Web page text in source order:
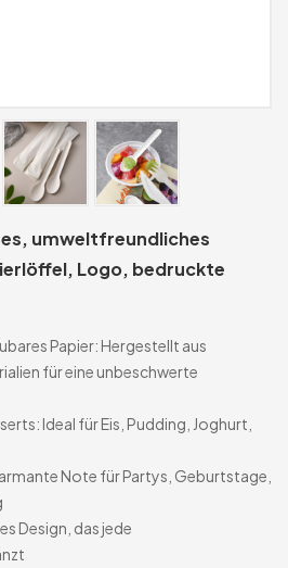
umweltfreundliches
Logo, bedruckte
Papier: Hergestellt aus
für eine unbeschwerte
Ideal für Eis, Pudding, Joghurt,
Note für Partys, Geburtstage,
Design, das jede